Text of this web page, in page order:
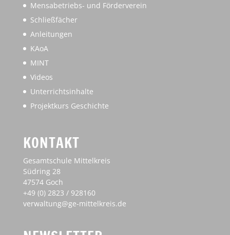
Mensabetriebs- und Förderverein
Schließfächer
Anleitungen
KAoA
MINT
Videos
Unterrichtsinhalte
Projektkurs Geschichte
KONTAKT
Gesamtschule Mittelkreis
Südring 28
47574 Goch
+49 (0) 2823 / 928160
verwaltung@ge-mittelkreis.de